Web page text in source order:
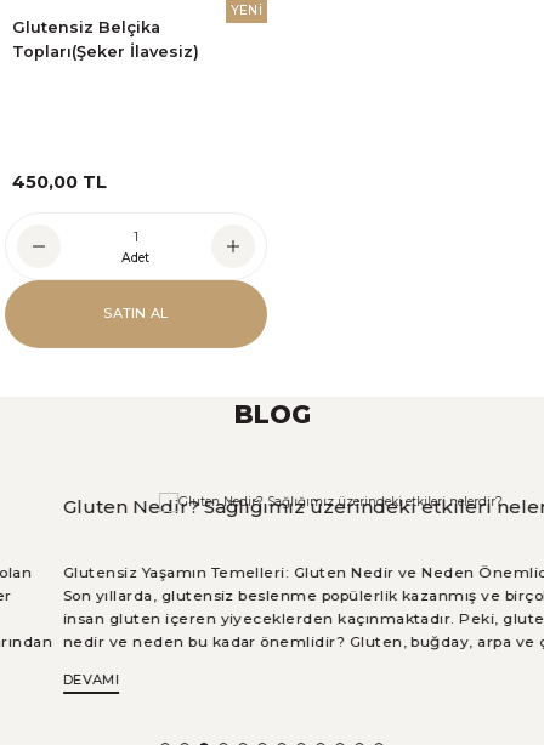
YENİ
Glutensiz Belçika
Topları(Şeker İlavesiz)
450,00 TL
Adet
SATIN AL
BLOG
Gluten Nedir? Sağlığımız üzerindeki etkileri nelerdir?
Glutensiz Yaşamın Temelleri: Gluten Nedir ve Neden Önemlidir?
Son yıllarda, glutensiz beslenme popülerlik kazanmış ve birçok
insan gluten içeren yiyeceklerden kaçınmaktadır. Peki, gluten
nedir ve neden bu kadar önemlidir? Gluten, buğday, arpa ve çavdar
yazısında, glutenin yapısı ve bileşenleri, sağlık üzerindeki etkileri,